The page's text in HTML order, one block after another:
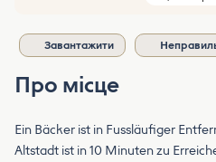
Завантажити
Про місце
Ein Bäcker ist in Fussläufiger
Altstadt ist in 10 Minuten zu